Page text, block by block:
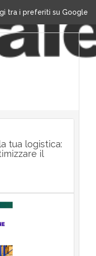
tra i preferiti su Google
tua logistica:
il